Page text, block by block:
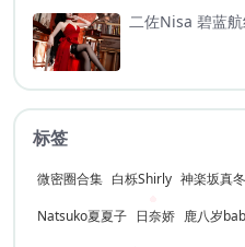
二佐Nisa 碧蓝
标签
微密圈合集 白栎Shirly 神楽坂真冬
Natsuko夏夏子 日奈娇 鹿八岁